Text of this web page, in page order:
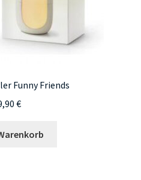
Funny Friends
€